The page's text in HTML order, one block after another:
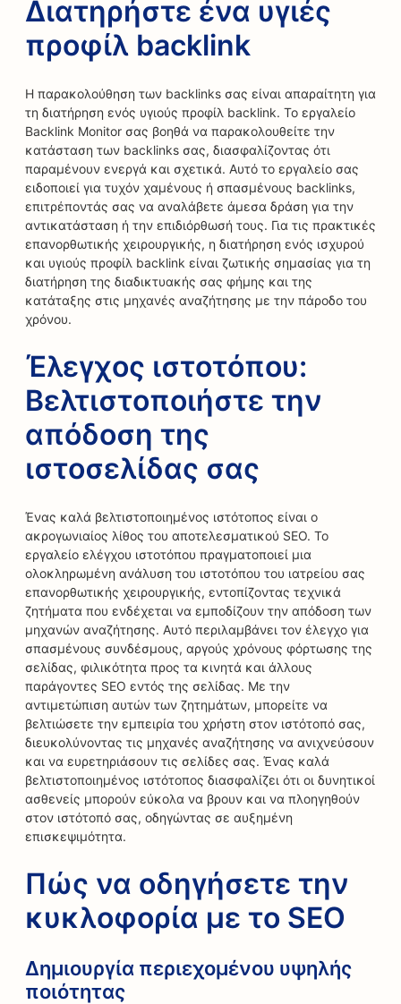
Διατηρήστε ένα υγιές
προφίλ backlink
Η παρακολούθηση των backlinks σας είναι απαραίτητη για
τη διατήρηση ενός υγιούς προφίλ backlink. Το εργαλείο
Backlink Monitor σας βοηθά να παρακολουθείτε την
κατάσταση των backlinks σας, διασφαλίζοντας ότι
παραμένουν ενεργά και σχετικά. Αυτό το εργαλείο σας
ειδοποιεί για τυχόν χαμένους ή σπασμένους backlinks,
επιτρέποντάς σας να αναλάβετε άμεσα δράση για την
αντικατάσταση ή την επιδιόρθωσή τους. Για τις πρακτικές
επανορθωτικής χειρουργικής, η διατήρηση ενός ισχυρού
και υγιούς προφίλ backlink είναι ζωτικής σημασίας για τη
διατήρηση της διαδικτυακής σας φήμης και της
κατάταξης στις μηχανές αναζήτησης με την πάροδο του
χρόνου.
Έλεγχος ιστοτόπου:
Βελτιστοποιήστε την
απόδοση της
ιστοσελίδας σας
Ένας καλά βελτιστοποιημένος ιστότοπος είναι ο
ακρογωνιαίος λίθος του αποτελεσματικού SEO. Το
εργαλείο ελέγχου ιστοτόπου πραγματοποιεί μια
ολοκληρωμένη ανάλυση του ιστοτόπου του ιατρείου σας
επανορθωτικής χειρουργικής, εντοπίζοντας τεχνικά
ζητήματα που ενδέχεται να εμποδίζουν την απόδοση των
μηχανών αναζήτησης. Αυτό περιλαμβάνει τον έλεγχο για
σπασμένους συνδέσμους, αργούς χρόνους φόρτωσης της
σελίδας, φιλικότητα προς τα κινητά και άλλους
παράγοντες SEO εντός της σελίδας. Με την
αντιμετώπιση αυτών των ζητημάτων, μπορείτε να
βελτιώσετε την εμπειρία του χρήστη στον ιστότοπό σας,
διευκολύνοντας τις μηχανές αναζήτησης να ανιχνεύσουν
και να ευρετηριάσουν τις σελίδες σας. Ένας καλά
βελτιστοποιημένος ιστότοπος διασφαλίζει ότι οι δυνητικοί
ασθενείς μπορούν εύκολα να βρουν και να πλοηγηθούν
στον ιστότοπό σας, οδηγώντας σε αυξημένη
επισκεψιμότητα.
Πώς να οδηγήσετε την
κυκλοφορία με το SEO
Δημιουργία περιεχομένου υψηλής
ποιότητας